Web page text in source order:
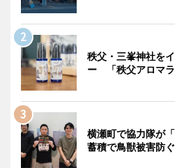
秩父・三峯神社を
ー 「秩父アロマ
横瀬町で協力隊が
蓄積で鳥獣被害防ぐ